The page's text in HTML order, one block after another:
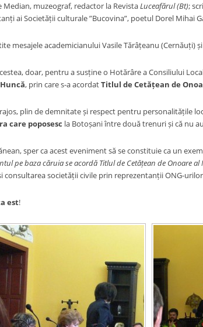
Median, muzeograf, redactor la RevistaLuceafărul (Bt);
ai Societății culturale ”Bucovina”, poetul Dorel Mihai
mesajele academicianului Vasile Tărâțeanu (Cernăuți)
doar, pentru a susține o Hotărâre a Consiliului
, prin care s-a acordatTitlul de Cetățean de
plin de demnitate și respect pentru personalitățile
care poposesc la Botoșani între două trenuri și că nu
sper ca acest eveniment să se constituie ca un
pe baza căruia se acordă Titlul de Cetățean de Onoare
consultarea societății civile prin reprezentanții ONG-
est!